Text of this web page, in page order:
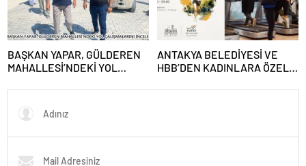
BAŞKAN YAPAR, GÜLDEREN
MAHALLESİ’NDEKİ YOL
ANTAKYA BELEDİYESİ VE
HBB’DEN KADINLARA ÖZEL